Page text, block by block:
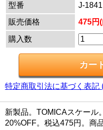
型番
J-1841
販売価格
475円
購入数
特定商取引法に基づく表記
新製品。TOMICAスケール
20%OFF。税込475円。商